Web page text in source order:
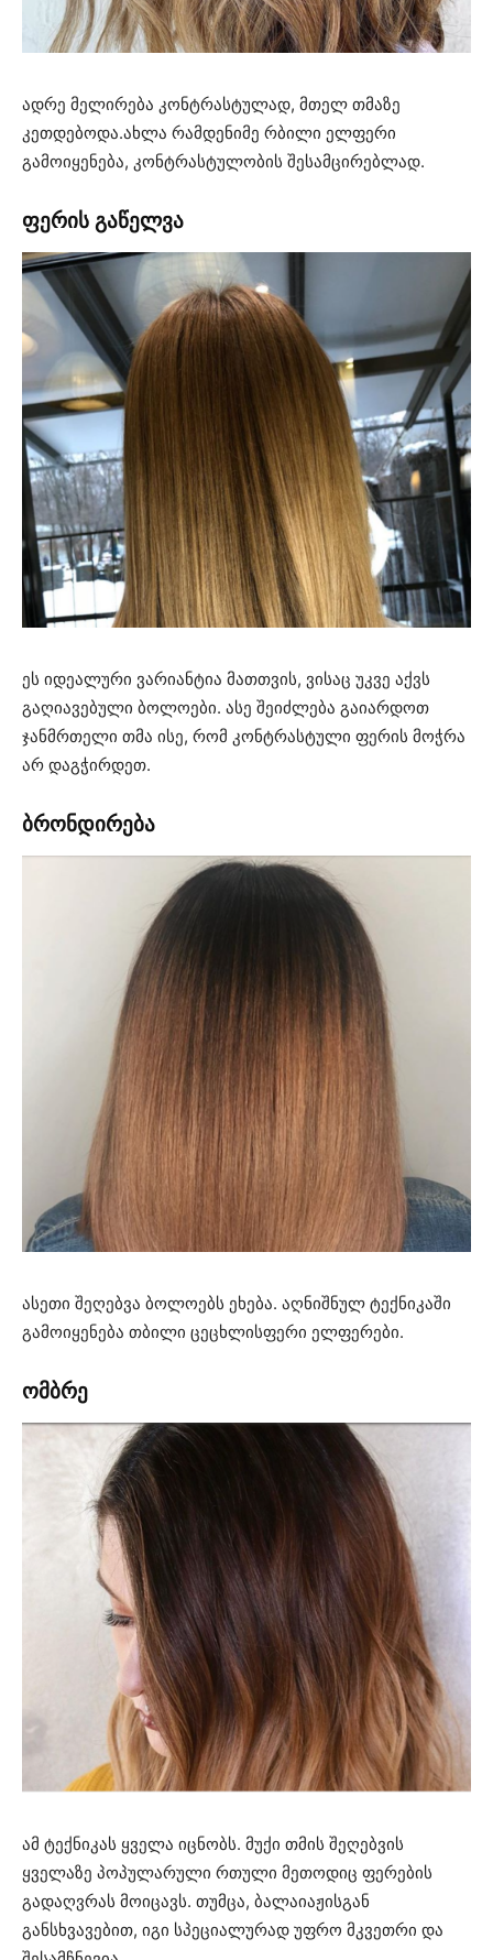
ადრე მელირება კონტრასტულად, მთელ თმაზე
კეთდებოდა.ახლა რამდენიმე რბილი ელფერი
გამოიყენება, კონტრასტულობის შესამცირებლად.
ფერის გაწელვა
ეს იდეალური ვარიანტია მათთვის, ვისაც უკვე აქვს
გაღიავებული ბოლოები. ასე შეიძლება გაიარდოთ
ჯანმრთელი თმა ისე, რომ კონტრასტული ფერის მოჭრა
არ დაგჭირდეთ.
ბრონდირება
ასეთი შეღებვა ბოლოებს ეხება. აღნიშნულ ტექნიკაში
გამოიყენება თბილი ცეცხლისფერი ელფერები.
ომბრე
ამ ტექნიკას ყველა იცნობს. მუქი თმის შეღებვის
ყველაზე პოპულარული რთული მეთოდიც ფერების
გადაღვრას მოიცავს. თუმცა, ბალაიაჟისგან
განსხვავებით, იგი სპეციალურად უფრო მკვეთრი და